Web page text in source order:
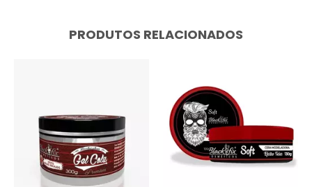
PRODUTOS RELACIONADOS